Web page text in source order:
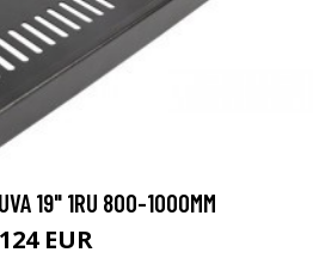
19" 1RU 800-1000MM
124 EUR